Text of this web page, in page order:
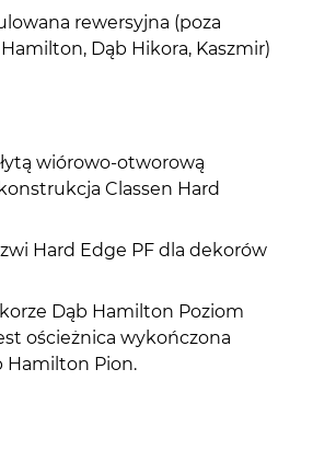
rewersyjna (poza
Dąb Hikora, Kaszmir)
wiórowo-otworową
Classen Hard
Hard Edge PF dla dekorów
Dąb Hamilton Poziom
ościeżnica wykończona
Hamilton Pion.